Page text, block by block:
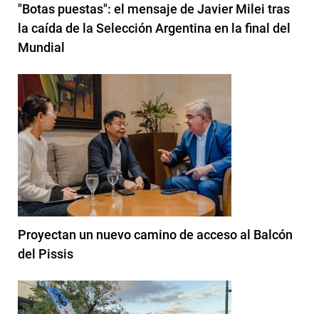
"Botas puestas": el mensaje de Javier Milei tras
la caída de la Selección Argentina en la final del
Mundial
Proyectan un nuevo camino de acceso al Balcón
del Pissis